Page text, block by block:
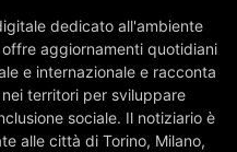
dedicato all'ambiente
aggiornamenti quotidiani
e internazionale e racconta
territori per sviluppare
sociale. Il notiziario è
alle città di Torino, Milano,